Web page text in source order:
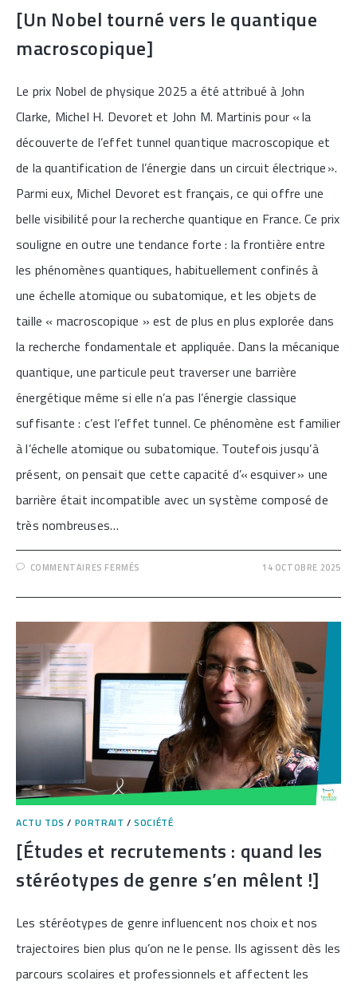
[Un Nobel tourné vers le quantique
macroscopique]
Le prix Nobel de physique 2025 a été attribué à John
Clarke, Michel H. Devoret et John M. Martinis pour « la
découverte de l’effet tunnel quantique macroscopique et
de la quantification de l’énergie dans un circuit électrique ».
Parmi eux, Michel Devoret est français, ce qui offre une
belle visibilité pour la recherche quantique en France. Ce prix
souligne en outre une tendance forte : la frontière entre
les phénomènes quantiques, habituellement confinés à
une échelle atomique ou subatomique, et les objets de
taille « macroscopique » est de plus en plus explorée dans
la recherche fondamentale et appliquée. Dans la mécanique
quantique, une particule peut traverser une barrière
énergétique même si elle n’a pas l’énergie classique
suffisante : c’est l’effet tunnel. Ce phénomène est familier
à l’échelle atomique ou subatomique. Toutefois jusqu’à
présent, on pensait que cette capacité d’« esquiver » une
barrière était incompatible avec un système composé de
très nombreuses…
COMMENTAIRES FERMÉS
TOURNÉ
LE
MACROSCOPIQUE]
14 OCTOBRE 2025
ACTU TDS / PORTRAIT /SOCIÉTÉ
[Études et recrutements : quand les
stéréotypes de genre s’en mêlent !]
Les stéréotypes de genre influencent nos choix et nos
trajectoires bien plus qu’on ne le pense. Ils agissent dès les
parcours scolaires et professionnels et affectent les